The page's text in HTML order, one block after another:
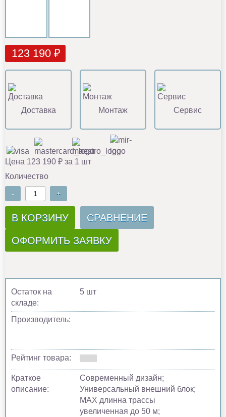
123 190 ₽
Доставка Монтаж Сервис
Цена 123 190 ₽ за 1 шт
Количество
- +
В КОРЗИНУ СРАВНЕНИЕ
ОФОРМИТЬ ЗАЯВКУ
Остаток на
складе:
5 шт
Производитель:
Рейтинг товара:
Краткое
описание:
Современный дизайн;
Универсальный внешний блок;
MAX длинна трассы
увеличенная до 50 м;